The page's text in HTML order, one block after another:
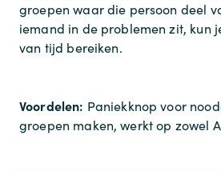
groepen waar die persoon deel
iemand in de problemen zit, kun
van tijd bereiken.
Voordelen: Paniekknop voor
groepen maken, werkt op zowel